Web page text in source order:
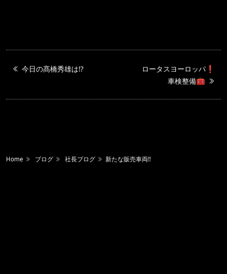
今日の髙橋秀雄は⁉️
ロータスヨーロッパ❗️
車検整備🧰
Home ブログ 社長ブログ 新たな販売車両‼️